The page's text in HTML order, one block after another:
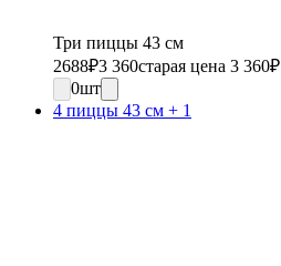
Три пиццы 43 см
2688₽3 360старая цена 3 360₽
0шт
4 пиццы 43 см + 1